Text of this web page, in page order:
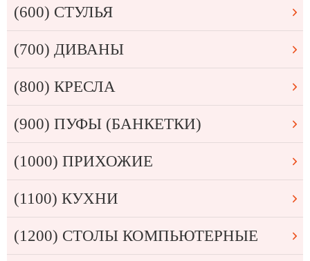
(600) СТУЛЬЯ
(700) ДИВАНЫ
(800) КРЕСЛА
(900) ПУФЫ (БАНКЕТКИ)
(1000) ПРИХОЖИЕ
(1100) КУХНИ
(1200) СТОЛЫ КОМПЬЮТЕРНЫЕ